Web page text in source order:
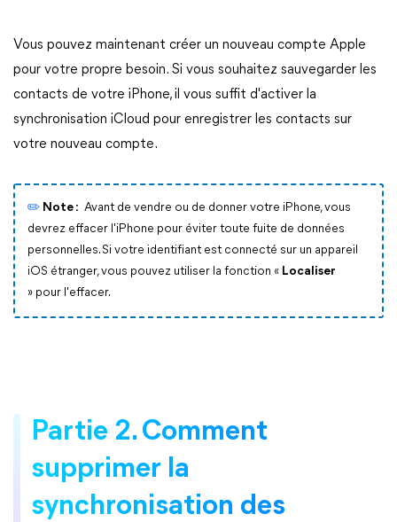
Vous pouvez maintenant créer un nouveau compte Apple
pour votre propre besoin. Si vous souhaitez sauvegarder les
contacts de votre iPhone, il vous suffit d'activer la
synchronisation iCloud pour enregistrer les contacts sur
votre nouveau compte.
✏️ Note : Avant de vendre ou de donner votre iPhone, vous
devrez effacer l'iPhone pour éviter toute fuite de données
personnelles. Si votre identifiant est connecté sur un appareil
iOS étranger, vous pouvez utiliser la fonction « Localiser
» pour l'effacer.
Partie 2. Comment
supprimer la
synchronisation des